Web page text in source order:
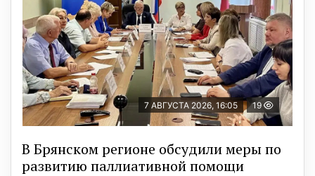
7 АВГУСТА 2026, 16:05 19
В Брянском регионе обсудили меры по
развитию паллиативной помощи